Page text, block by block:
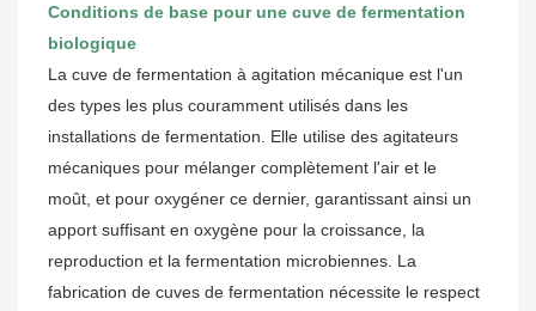
Conditions de base pour une cuve de fermentation
biologique
La cuve de fermentation à agitation mécanique est l'un
des types les plus couramment utilisés dans les
installations de fermentation. Elle utilise des agitateurs
mécaniques pour mélanger complètement l'air et le
moût, et pour oxygéner ce dernier, garantissant ainsi un
apport suffisant en oxygène pour la croissance, la
reproduction et la fermentation microbiennes. La
fabrication de cuves de fermentation nécessite le respect